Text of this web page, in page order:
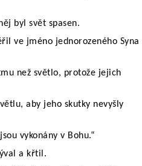
byl svět spasen.
ve jméno jednorozeného Syna
než světlo, protože jejich
aby jeho skutky nevyšly
vykonány v Bohu.“
a křtil.